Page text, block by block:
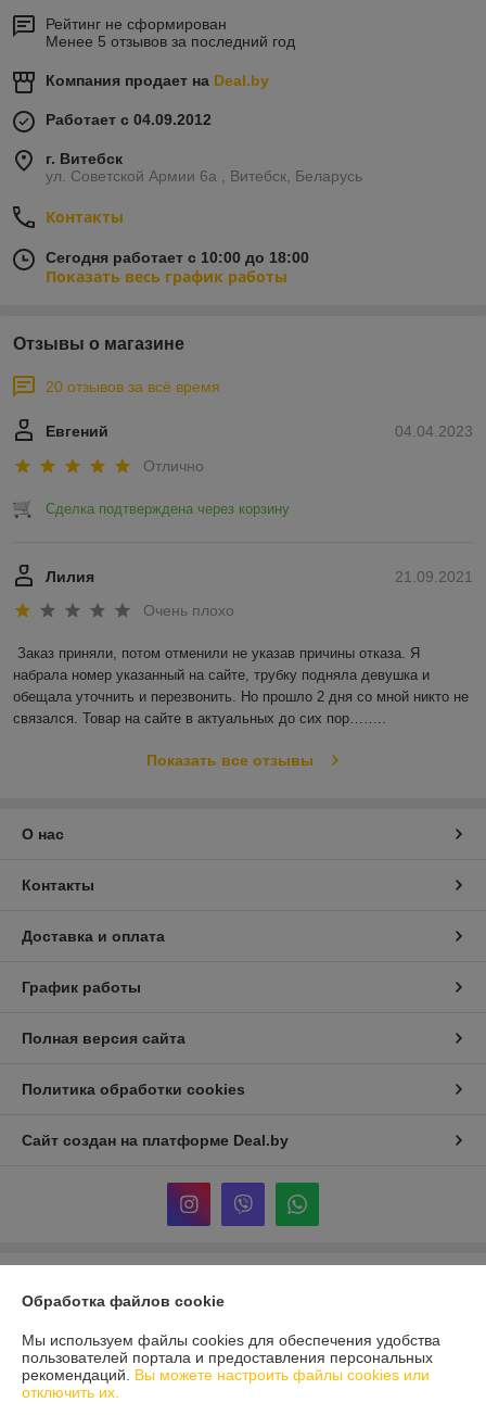
Рейтинг не сформирован
Менее 5 отзывов за последний год
Компания продает на Deal.by
Работает с 04.09.2012
г. Витебск
ул. Советской Армии 6а , Витебск, Беларусь
Контакты
Сегодня работает с 10:00 до 18:00
Показать весь график работы
Отзывы о магазине
20 отзывов за всё время
04.04.2023
Евгений
Отлично
Сделка подтверждена через корзину
21.09.2021
Лилия
Очень плохо
Заказ приняли, потом отменили не указав причины отказа. Я
набрала номер указанный на сайте, трубку подняла девушка и
обещала уточнить и перезвонить. Но прошло 2 дня со мной никто не
связался. Товар на сайте в актуальных до сих пор……..
Показать все отзывы
О нас
Контакты
Доставка и оплата
График работы
Полная версия сайта
Политика обработки cookies
Сайт создан на платформе Deal.by
г. Витебск, пр-т Победы 15
Регистрационный номер ЕГР: 391670955
Обработка файлов cookie
Мы используем файлы cookies для обеспечения удобства
пользователей портала и предоставления персональных
рекомендаций. Вы можете настроить файлы cookies или
отключить их.